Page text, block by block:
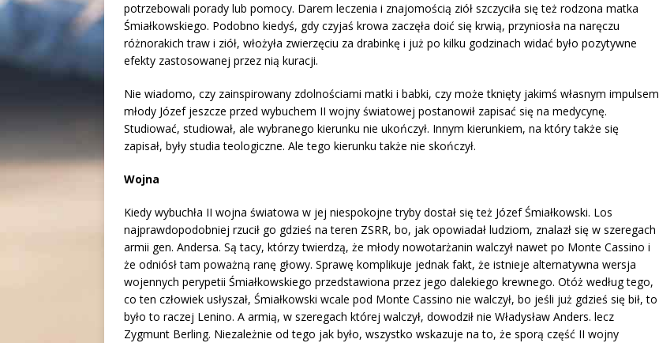
potrzebowali porady lub pomocy. Darem leczenia i znajomością ziół szczyciła się też rodzona matka
Śmiałkowskiego. Podobno kiedyś, gdy czyjaś krowa zaczęła doić się krwią, przyniosła na naręczu
różnorakich traw i ziół, włożyła zwierzęciu za drabinkę i już po kilku godzinach widać było pozytywne
efekty zastosowanej przez nią kuracji.
Nie wiadomo, czy zainspirowany zdolnościami matki i babki, czy może tknięty jakimś własnym impulsem
młody Józef jeszcze przed wybuchem II wojny światowej postanowił zapisać się na medycynę.
Studiować, studiował, ale wybranego kierunku nie ukończył. Innym kierunkiem, na który także się
zapisał, były studia teologiczne. Ale tego kierunku także nie skończył.
Wojna
Kiedy wybuchła II wojna światowa w jej niespokojne tryby dostał się też Józef Śmiałkowski. Los
najprawdopodobniej rzucił go gdzieś na teren ZSRR, bo, jak opowiadał ludziom, znalazł się w szeregach
armii gen. Andersa. Są tacy, którzy twierdzą, że młody nowotarżanin walczył nawet po Monte Cassino i
że odniósł tam poważną ranę głowy. Sprawę komplikuje jednak fakt, że istnieje alternatywna wersja
wojennych perypetii Śmiałkowskiego przedstawiona przez jego dalekiego krewnego. Otóż według tego,
co ten człowiek usłyszał, Śmiałkowski wcale pod Monte Cassino nie walczył, bo jeśli już gdzieś się bił, to
było to raczej Lenino. A armią, w szeregach której walczył, dowodził nie Władysław Anders. lecz
Zygmunt Berling. Niezależnie od tego jak było, wszystko wskazuje na to, że sporą część II wojny